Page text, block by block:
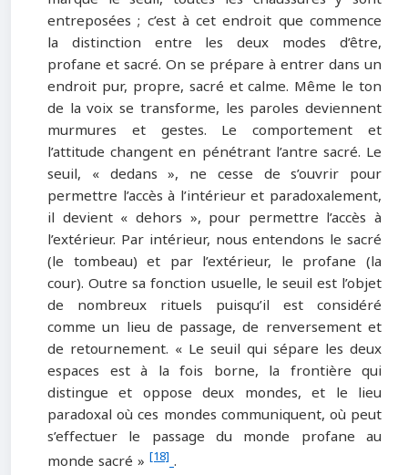
entreposées ; c’est à cet endroit que commence
la distinction entre les deux modes d’être,
profane et sacré. On se prépare à entrer dans un
endroit pur, propre, sacré et calme. Même le ton
de la voix se transforme, les paroles deviennent
murmures et gestes. Le comportement et
l’attitude changent en pénétrant l’antre sacré. Le
seuil, « dedans », ne cesse de s’ouvrir pour
permettre l’accès à l’intérieur et paradoxalement,
il devient « dehors », pour permettre l’accès à
l’extérieur. Par intérieur, nous entendons le sacré
(le tombeau) et par l’extérieur, le profane (la
cour). Outre sa fonction usuelle, le seuil est l’objet
de nombreux rituels puisqu’il est considéré
comme un lieu de passage, de renversement et
de retournement. « Le seuil qui sépare les deux
espaces est à la fois borne, la frontière qui
distingue et oppose deux mondes, et le lieu
paradoxal où ces mondes communiquent, où peut
s’effectuer le passage du monde profane au
monde sacré » [18] .